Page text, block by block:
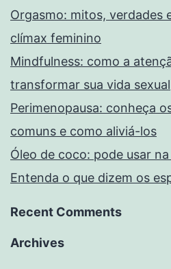
Orgasmo: mitos, verdades
clímax feminino
Mindfulness: como a
transformar sua vida sexual
Perimenopausa: conheça
comuns e como aliviá-los
Óleo de coco: pode usar
Entenda o que dizem os
Recent Comments
Archives